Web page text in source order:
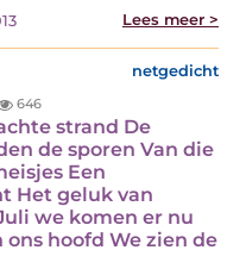
Lees meer >
netgedicht
646
strand De
de sporen Van die
Een
Het geluk van
we komen er nu
hoofd We zien de